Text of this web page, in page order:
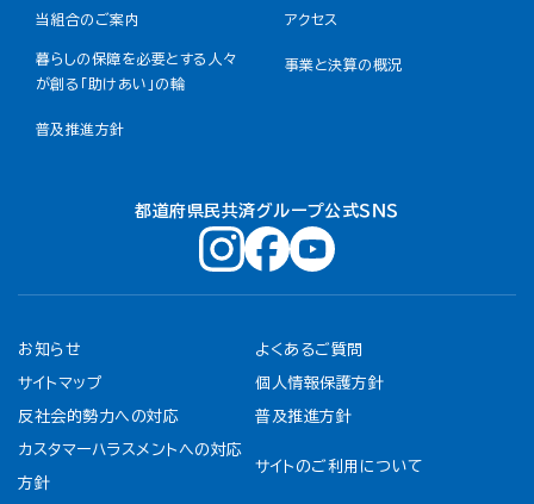
当組合のご案内 アクセス
暮らしの保障を必要とする人々
が創る「助けあい」の輪
事業と決算の概況
普及推進方針
都道府県民共済グループ公式ＳＮＳ
お知らせ よくあるご質問
サイトマップ 個人情報保護方針
反社会的勢力への対応 普及推進方針
カスタマーハラスメントへの対応
方針
サイトのご利用について